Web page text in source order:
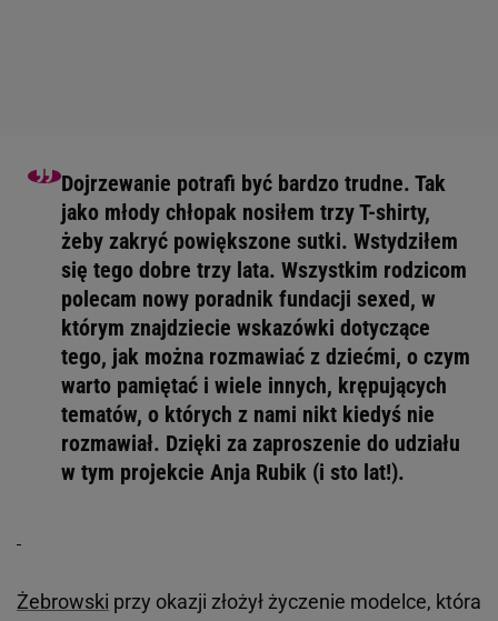
Dojrzewanie potrafi być bardzo trudne. Tak
jako młody chłopak nosiłem trzy T-shirty,
żeby zakryć powiększone sutki. Wstydziłem
się tego dobre trzy lata. Wszystkim rodzicom
polecam nowy poradnik fundacji sexed, w
którym znajdziecie wskazówki dotyczące
tego, jak można rozmawiać z dziećmi, o czym
warto pamiętać i wiele innych, krępujących
tematów, o których z nami nikt kiedyś nie
rozmawiał. Dzięki za zaproszenie do udziału
w tym projekcie Anja Rubik (i sto lat!).
Żebrowski przy okazji złożył życzenie modelce, która